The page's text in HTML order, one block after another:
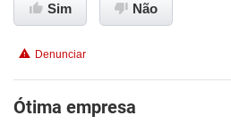
Conciliação com a vida familiar
Recomenda esta empresa
Sim Não
Denunciar
Ótima empresa